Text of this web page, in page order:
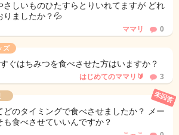
さしいものひたすらとりいれてますが どれ
りましたか？💦
ママリ 0
ズ
ぐはちみつを食べさせた方はいますか？
はじめてのママリ🔰 3
どのタイミングで食べさせましたか？ メー
も食べさせていいんですか？
未回答